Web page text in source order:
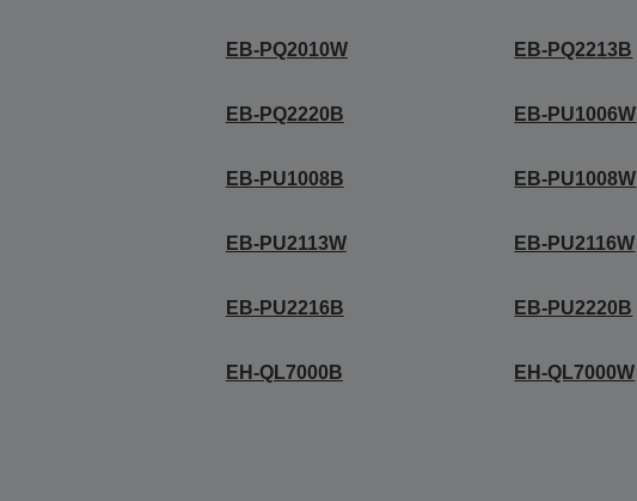
EB-PQ2010W EB-PQ2213B
EB-PQ2220B EB-PU1006W
EB-PU1008B EB-PU1008W
EB-PU2113W EB-PU2116W
EB-PU2216B EB-PU2220B
EH-QL7000B EH-QL7000W